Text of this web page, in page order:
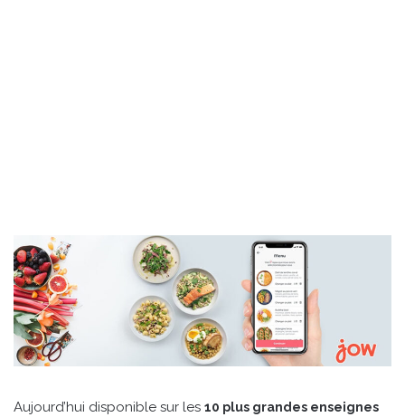
Aujourd’hui disponible sur les 10 plus grandes enseignes